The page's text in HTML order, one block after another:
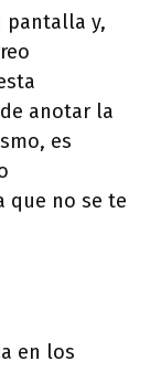
pantalla y,
anotar la
es
que no se te
en los